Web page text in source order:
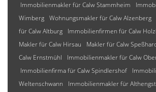
Immobilienmakler für Calw Stammheim
Wimberg Wohnungsmakler für Calw Alzenberg
für Calw Altburg
Immobilienfirmen für Calw
Makler für Calw Hirsau
Makler für Calw
Calw Ernstmühl
Immobilienmakler für Calw
Immobilienfirma für Calw Spindlershof
Weltenschwann
Immobilienmakler für